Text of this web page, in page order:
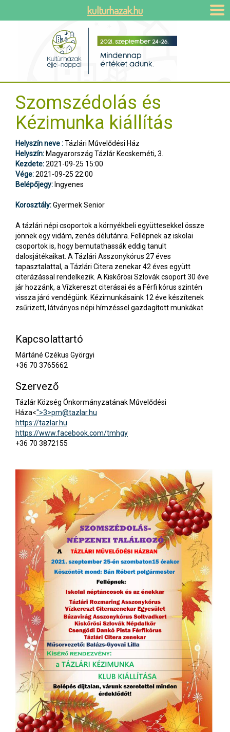
Szomszédolás és
Kézimunka kiállítás
Helyszín neve :Tázlári Művelődési Ház
Helyszín: Magyarország Tázlár Kecskeméti, 3.
Kezdete:2021-09-25 15:00
Vége:2021-09-25 22:00
Belépőjegy: Ingyenes
Korosztály:Gyermek Senior
A tázlári népi csoportok a környékbeli együttesekkel össze
jönnek egy vidám, zenés délutánra. Fellépnek az iskolai
csoportok is, hogy bemutathassák eddig tanult
dalosjátékaikat. A Tázlári Asszonykórus 27 éves
tapasztalattal, a Tázlári Citera zenekar 42 éves együtt
citerázással rendelkezik. A Kiskőrösi Szlovák csoport 30 éve
jár hozzánk, a Vízkereszt citerásai és a Férfi kórus szintén
vissza járó vendégünk. Kézimunkásaink 12 éve készítenek
zsűrizett, látványos népi hímzéssel gazdagított munkákat
Kapcsolattartó
Mártáné Czékus Györgyi
+36 70 3765662
Szervező
Tázlár Község Önkormányzatának Művelődési
Háza<">3>pm@tazlar.hu
https://tazlar.hu
https://www.facebook.com/tmhgy
+36 70 3872155
kulturhazak.hu